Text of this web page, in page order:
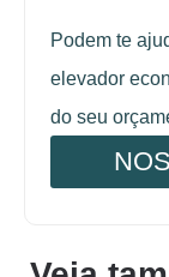
Podem te
elevador
do seu